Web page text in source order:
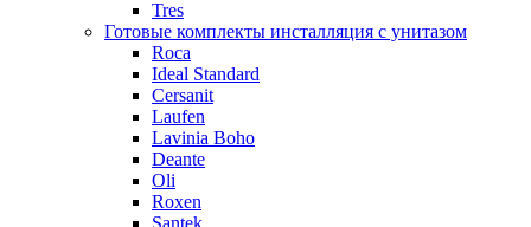
Tres
Готовые комплекты инсталляция с унитазом
Roca
Ideal Standard
Cersanit
Laufen
Lavinia Boho
Deante
Oli
Roxen
Santek